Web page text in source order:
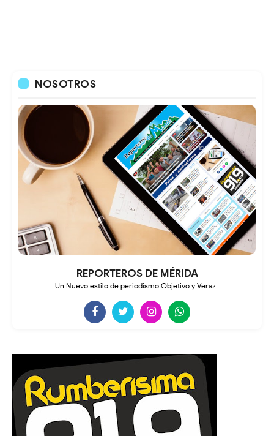
NOSOTROS
REPORTEROS DE MÉRIDA
Un Nuevo estilo de periodismo Objetivo y Veraz .